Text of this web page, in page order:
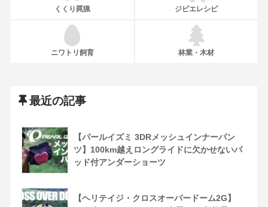
くくり罠猟 ジビエレシピ
ニワトリ飼育 林業・木材
最近の記事
【パールイズミ 3DRメッシュインナーパン
ツ】100km越えロングライドに欠かせないパ
ッド付アンダーショーツ
【ヘリテイジ・クロスオーバードーム2G】